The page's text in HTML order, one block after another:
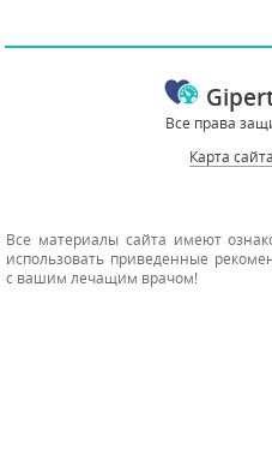
Все права
Карта сайта
Все материалы сайта имеют
использовать приведенные
с вашим лечащим врачом!